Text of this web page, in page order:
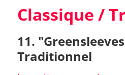
Classique /
11.
Traditionnel